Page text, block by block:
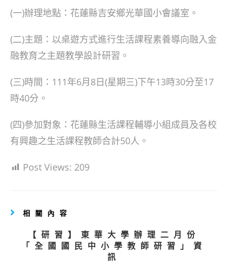
(一)辦理地點：花蓮縣吉安鄉光華國小會議室。
(二)主題：以桌遊方式進行生活課程素養導向融入金
融教育之主題教學設計研習。
(三)時間：111年6月8日(星期三)下午13時30分至17
時40分。
(四)參加對象：花蓮縣生活課程輔導小組成員及各校
有興趣之生活課程教師合計50人。
Post Views: 209
相關內容
【研習】東華大學辦理二月份
「全國國民中小學教師研習」資
訊